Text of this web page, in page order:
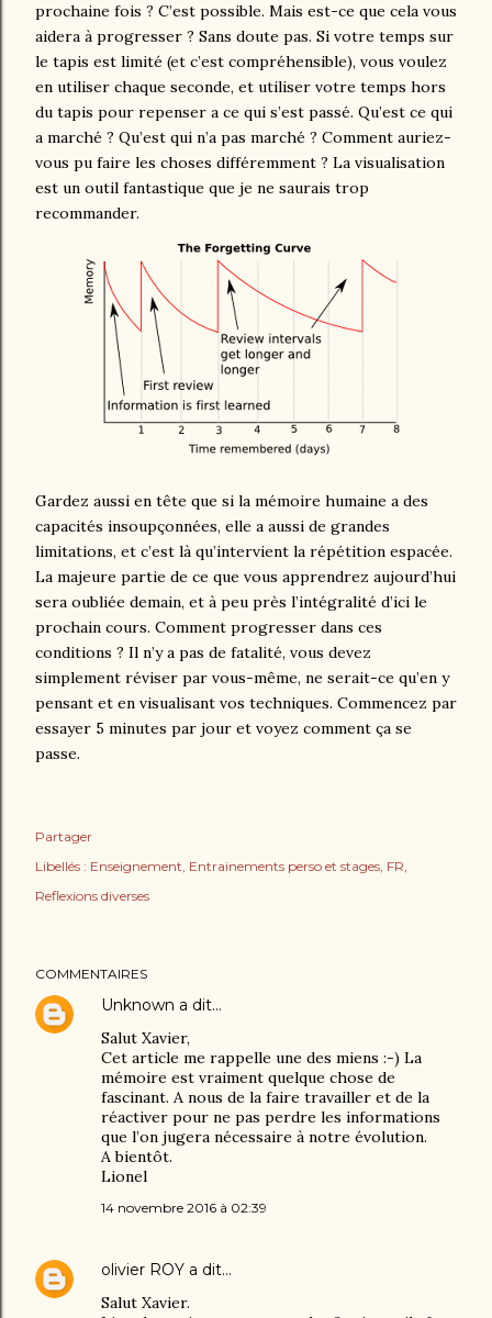
prochaine fois ? C’est possible. Mais est-ce que cela vous
aidera à progresser ? Sans doute pas. Si votre temps sur
le tapis est limité (et c’est compréhensible), vous voulez
en utiliser chaque seconde, et utiliser votre temps hors
du tapis pour repenser a ce qui s’est passé. Qu’est ce qui
a marché ? Qu’est qui n’a pas marché ? Comment auriez-
vous pu faire les choses différemment ? La visualisation
est un outil fantastique que je ne saurais trop
recommander.
Gardez aussi en tête que si la mémoire humaine a des
capacités insoupçonnées, elle a aussi de grandes
limitations, et c’est là qu’intervient la répétition espacée.
La majeure partie de ce que vous apprendrez aujourd’hui
sera oubliée demain, et à peu près l’intégralité d’ici le
prochain cours. Comment progresser dans ces
conditions ? Il n’y a pas de fatalité, vous devez
simplement réviser par vous-même, ne serait-ce qu’en y
pensant et en visualisant vos techniques. Commencez par
essayer 5 minutes par jour et voyez comment ça se
passe.
Partager
Libellés : Enseignement Entrainements perso et stages FR
Reflexions diverses
COMMENTAIRES
Unknown a dit…
Salut Xavier,
Cet article me rappelle une des miens :-) La
mémoire est vraiment quelque chose de
fascinant. A nous de la faire travailler et de la
réactiver pour ne pas perdre les informations
que l’on jugera nécessaire à notre évolution.
A bientôt.
Lionel
14 novembre 2016 à 02:39
olivier ROY a dit…
Salut Xavier.